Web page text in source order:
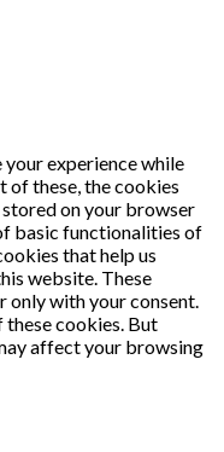
experience while
of these, the cookies
on your browser
basic functionalities of
that help us
website. These
with your consent.
cookies. But
affect your browsing